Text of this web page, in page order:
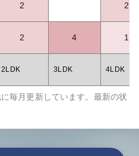
2 2
2 4 1
2LDK 3LDK 4LDK
毎月更新しています。最新の状